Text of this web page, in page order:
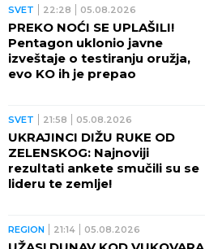
SVET 22:28 05.08.2026
PREKO NOĆI SE UPLAŠILI!
Pentagon uklonio javne
izveštaje o testiranju oružja,
evo KO ih je prepao
SVET 21:58 05.08.2026
UKRAJINCI DIŽU RUKE OD
ZELENSKOG: Najnoviji
rezultati ankete smučili su se
lideru te zemlje!
REGION 21:14 05.08.2026